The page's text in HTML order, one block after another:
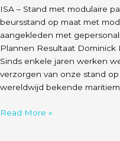
ISA – Stand met modulaire
beursstand op maat met
aangekleden met
Plannen Resultaat Dominick
Sinds enkele jaren werken
verzorgen van onze stand
wereldwijd bekende
Read More »